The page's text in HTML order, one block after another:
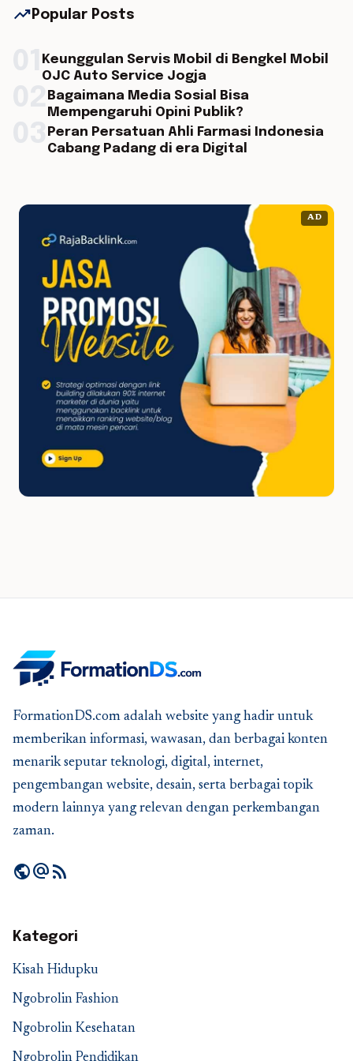
trending_up Popular Posts
Keunggulan Servis Mobil di Bengkel Mobil
OJC Auto Service Jogja
Bagaimana Media Sosial Bisa
Mempengaruhi Opini Publik?
Peran Persatuan Ahli Farmasi Indonesia
Cabang Padang di era Digital
AD
FormationDS.com adalah website yang hadir untuk
memberikan informasi, wawasan, dan berbagai konten
menarik seputar teknologi, digital, internet,
pengembangan website, desain, serta berbagai topik
modern lainnya yang relevan dengan perkembangan
zaman.
publicalternate_emailrss_feed
Kategori
Kisah Hidupku
Ngobrolin Fashion
Ngobrolin Kesehatan
Ngobrolin Pendidikan